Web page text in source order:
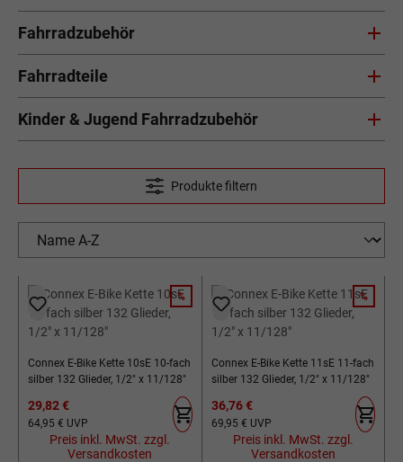
Fahrradzubehör
Fahrradteile
Kinder & Jugend Fahrradzubehör
Produkte filtern
RABATT
%
Connex E-Bike Kette 10sE 10-fach
silber 132 Glieder, 1/2" x 11/128"
Verkaufspreis:
29,82 €
Regulärer Preis:
64,95 € UVP
Preis inkl. MwSt. zzgl.
Versandkosten
RABATT
%
Connex E-Bike Kette 11sE 11-fach
silber 132 Glieder, 1/2" x 11/128"
Verkaufspreis:
36,76 €
Regulärer Preis:
69,95 € UVP
Preis inkl. MwSt. zzgl.
Versandkosten